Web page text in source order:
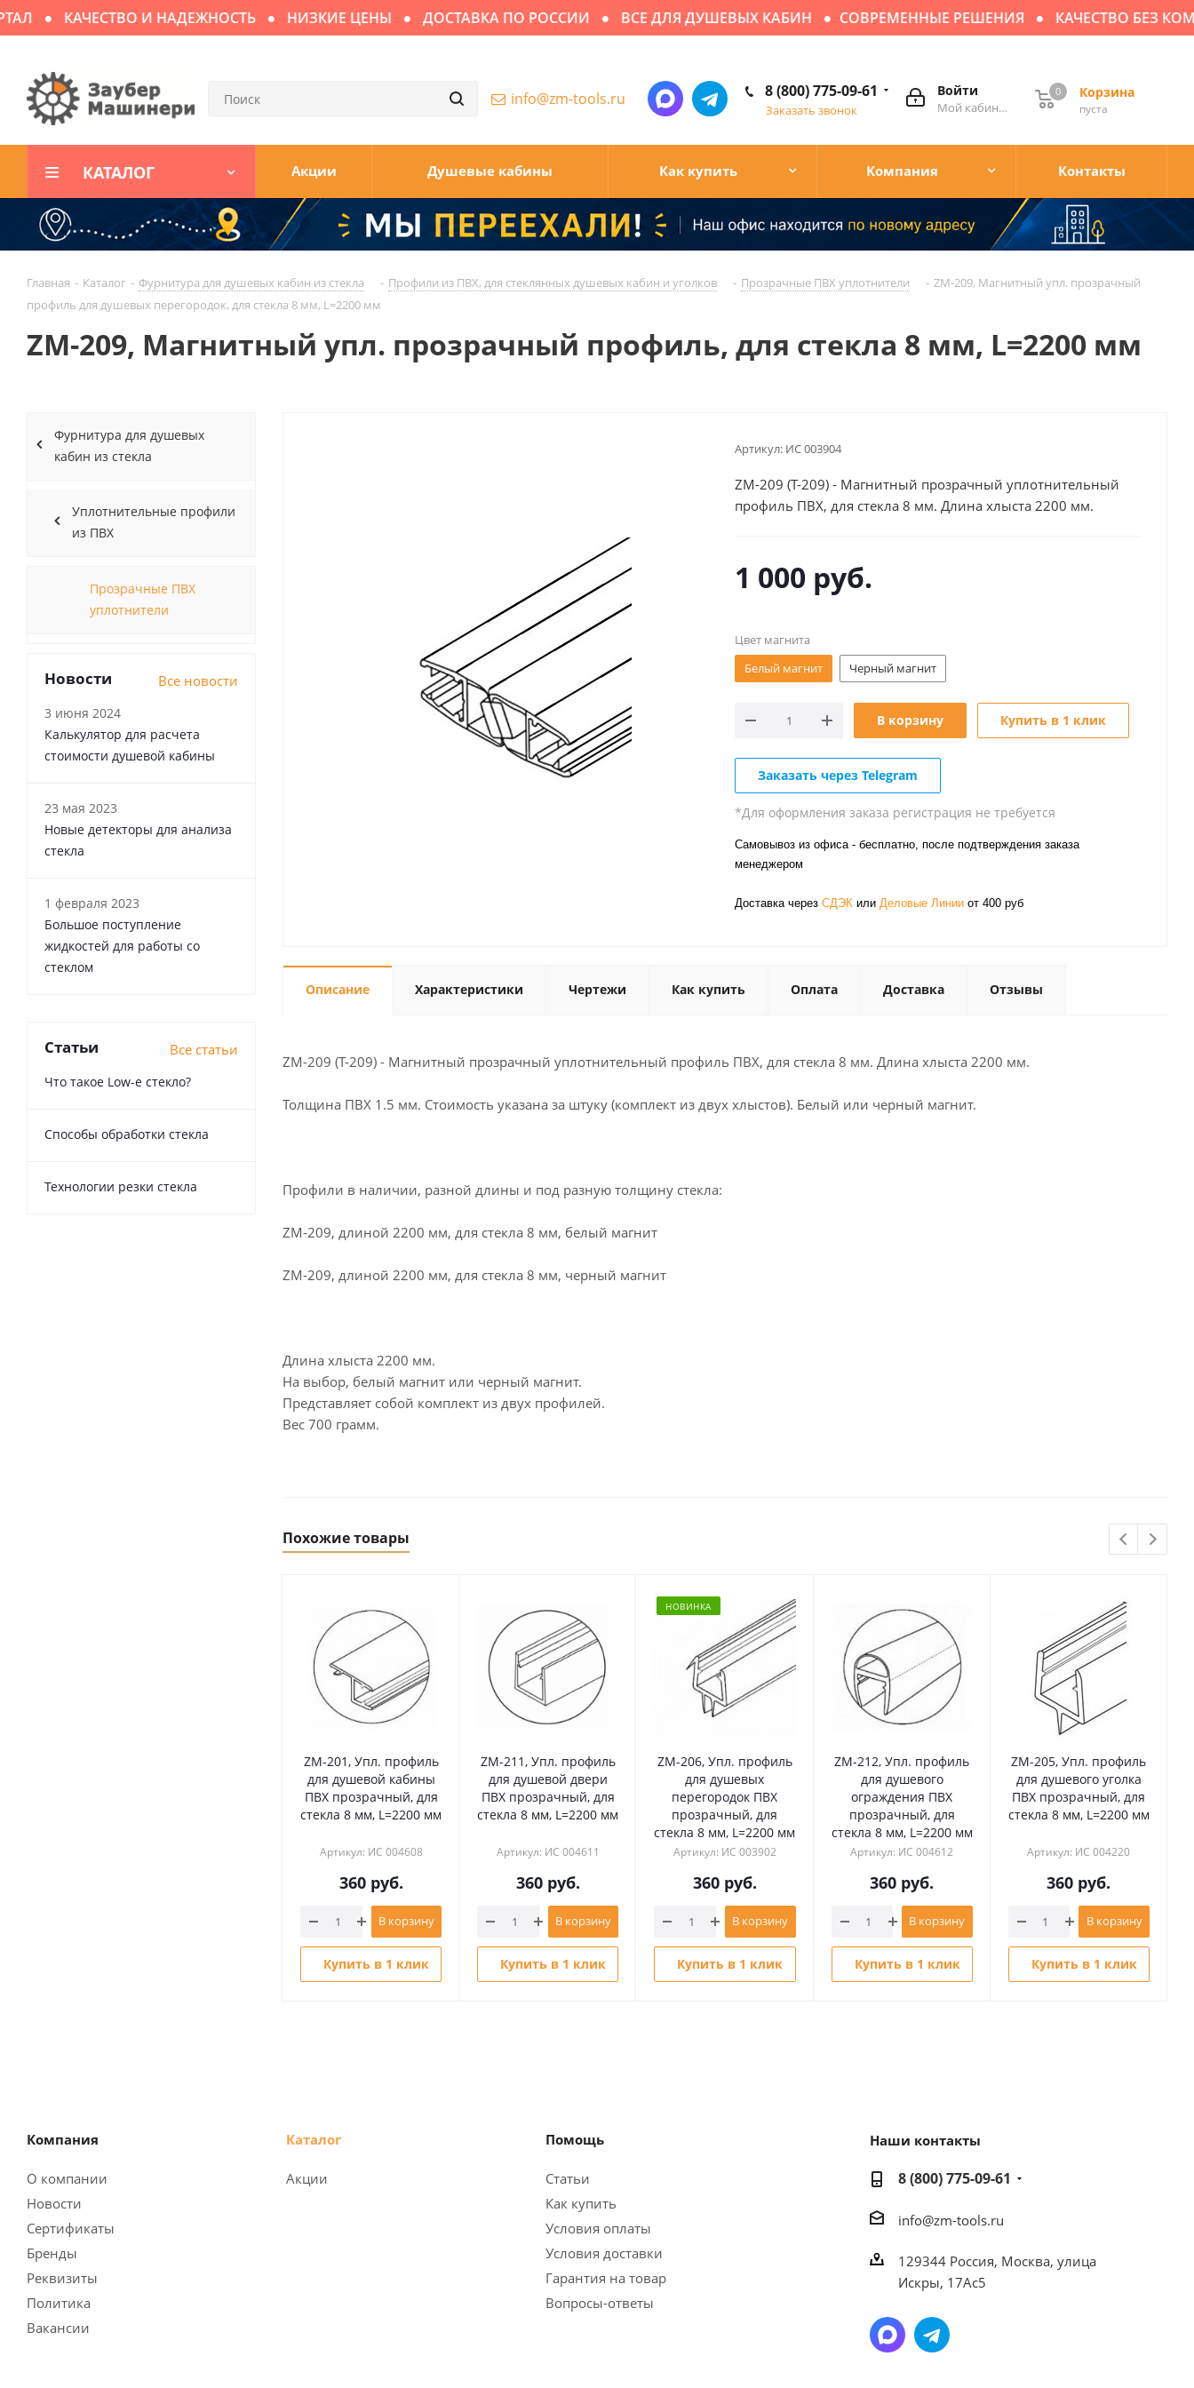
КАЧЕСТВО И НАДЕЖНОСТЬ НИЗКИЕ ЦЕНЫ ДОСТАВКА ПО РОССИИ ВСЕ ДЛЯ ДУШЕВЫХ КАБИН СОВРЕМЕННЫЕ РЕШЕНИЯ КАЧЕСТВО БЕЗ
Корзина
пуста
0
Войти
Мой кабинет
8 (800) 775-09-61
Заказать звонок
info@zm-tools.ru
КАТАЛОГ Акции Душевые кабины Как купить Компания Контакты
Главная - Каталог - Фурнитура для душевых кабин из стекла - Профили из ПВХ, для стеклянных душевых кабин и уголков - Прозрачные ПВХ уплотнители - ZM-209, Магнитный упл. прозрачный
профиль для душевых перегородок, для стекла 8 мм, L=2200 мм
ZM-209, Магнитный упл. прозрачный профиль, для стекла 8 мм, L=2200 мм
Артикул: ИС 003904
ZM-209 (T-209) - Магнитный прозрачный уплотнительный
профиль ПВХ, для стекла 8 мм. Длина хлыста 2200 мм.
1 000 руб.
Цвет магнита
Белый магнит
Черный магнит
В корзину Купить в 1 клик
Заказать через Telegram
*Для оформления заказа регистрация не требуется
Самовывоз из офиса - бесплатно, после подтверждения заказа
менеджером
Доставка через СДЭК или Деловые Линии от 400 руб
Описание Характеристики Чертежи Как купить Оплата Доставка Отзывы
ZM-209 (T-209) - Магнитный прозрачный уплотнительный профиль ПВХ, для стекла 8 мм. Длина хлыста 2200 мм.
Толщина ПВХ 1.5 мм. Стоимость указана за штуку (комплект из двух хлыстов). Белый или черный магнит.
Профили в наличии, разной длины и под разную толщину стекла:
ZM-209, длиной 2200 мм, для стекла 8 мм, белый магнит
ZM-209, длиной 2200 мм, для стекла 8 мм, черный магнит
Длина хлыста 2200 мм.
На выбор, белый магнит или черный магнит.
Представляет собой комплект из двух профилей.
Вес 700 грамм.
Похожие товары
ZM-201, Упл. профиль
для душевой кабины
ПВХ прозрачный, для
стекла 8 мм, L=2200 мм
Артикул: ИС 004608
360руб.
В корзину
Купить в 1 клик
ZM-211, Упл. профиль
для душевой двери
ПВХ прозрачный, для
стекла 8 мм, L=2200 мм
Артикул: ИС 004611
360руб.
В корзину
Купить в 1 клик
НОВИНКА
ZM-206, Упл. профиль
для душевых
перегородок ПВХ
прозрачный, для
стекла 8 мм, L=2200 мм
Артикул: ИС 003902
360руб.
В корзину
Купить в 1 клик
ZM-212, Упл. профиль
для душевого
ограждения ПВХ
прозрачный, для
стекла 8 мм, L=2200 мм
Артикул: ИС 004612
360 руб.
В корзину
Купить в 1 клик
ZM-205, Упл. профиль
для душевого уголка
ПВХ прозрачный, для
стекла 8 мм, L=2200 мм
Артикул: ИС 004220
360 руб.
В корзину
Купить в 1 клик
Фурнитура для душевых
кабин из стекла
Уплотнительные профили
из ПВХ
Прозрачные ПВХ
уплотнители
Новости Все новости
3 июня 2024
Калькулятор для расчета
стоимости душевой кабины
23 мая 2023
Новые детекторы для анализа
стекла
1 февраля 2023
Большое поступление
жидкостей для работы со
стеклом
Статьи Все статьи
Что такое Low-e стекло?
Способы обработки стекла
Технологии резки стекла
Компания
О компании
Новости
Сертификаты
Бренды
Реквизиты
Политика
Вакансии
Каталог
Акции
Помощь
Статьи
Как купить
Условия оплаты
Условия доставки
Гарантия на товар
Вопросы-ответы
Наши контакты
8 (800) 775-09-61
info@zm-tools.ru
129344 Россия, Москва, улица
Искры, 17Ас5